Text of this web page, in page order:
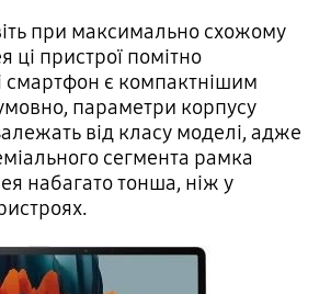
при максимально схожому
ці пристрої помітно
смартфон є компактнішим
параметри корпусу
від класу моделі, адже
сегмента рамка
набагато тонша, ніж у